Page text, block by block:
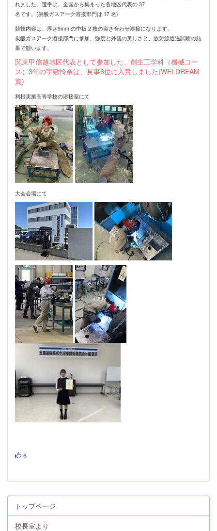
れました。選手は、全国から集まった各地区代表の 37
名です。(炭酸ガスアーク溶接部門は 17 名)
競技内容は、厚さ9mm の中板 2 枚の突き合わせ溶接になります。
炭酸ガスアーク溶接部門に参加、強度と外観の美しさと、放射線透過試験の結
果で競います。
関東甲信越地区代表として参加した、創生工学科（機械コー
ス）3年の宇敷怜奈は、
見事6位に入賞しました(WELDREAM
賞)
利根実業高等学校の溶接室にて
大会会場にて
6
トップページ
校長室より